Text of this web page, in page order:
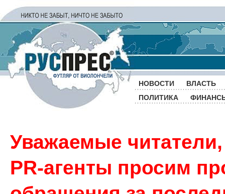
НОВОСТИ
ВЛАСТЬ
ПОЛИТИКА
Уважаемые
PR-агенты просим